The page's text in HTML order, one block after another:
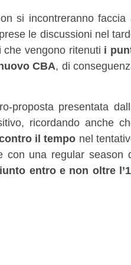
si incontreranno faccia
le discussioni nel
vengono ritenuti i
CBA, di
proposta presentata
ricordando anche
il tempo nel
con una regular season
entro e non oltre